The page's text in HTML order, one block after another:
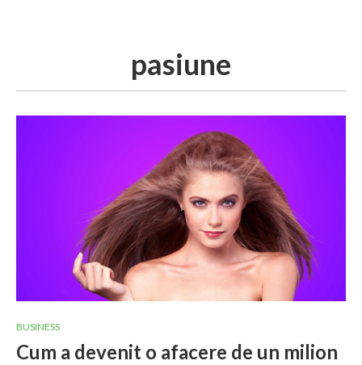
pasiune
BUSINESS
Cum a devenit o afacere de un milion